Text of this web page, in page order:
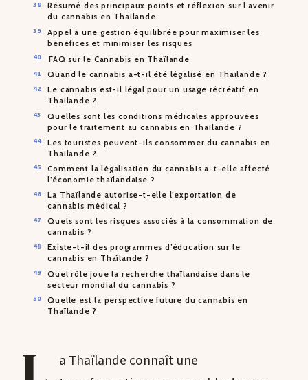
Résumé des principaux points et réflexion sur l’avenir
du cannabis en Thaïlande
Appel à une gestion équilibrée pour maximiser les
bénéfices et minimiser les risques
FAQ sur le Cannabis en Thaïlande
Quand le cannabis a-t-il été légalisé en Thaïlande ?
Le cannabis est-il légal pour un usage récréatif en
Thaïlande ?
Quelles sont les conditions médicales approuvées
pour le traitement au cannabis en Thaïlande ?
Les touristes peuvent-ils consommer du cannabis en
Thaïlande ?
Comment la légalisation du cannabis a-t-elle affecté
l’économie thaïlandaise ?
La Thaïlande autorise-t-elle l’exportation de
cannabis médical ?
Quels sont les risques associés à la consommation de
cannabis ?
Existe-t-il des programmes d’éducation sur le
cannabis en Thaïlande ?
Quel rôle joue la recherche thaïlandaise dans le
secteur mondial du cannabis ?
Quelle est la perspective future du cannabis en
Thaïlande ?
a Thaïlande connaît une